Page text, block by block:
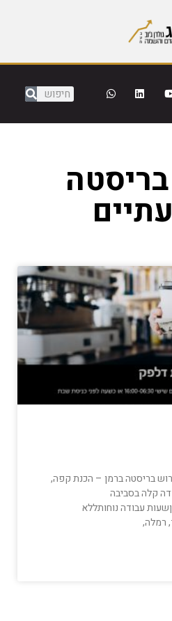
בריסטה ברמן – הכנת קפה,
קלה בסביבה
עבודה נוחותללא
רמלה,